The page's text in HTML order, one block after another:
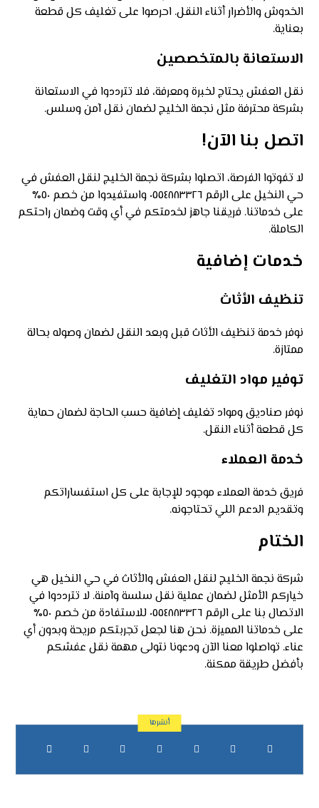
الخدوش والأضرار أثناء النقل. احرصوا على تغليف كل قطعة
بعناية.
الاستعانة بالمتخصصين
نقل العفش يحتاج لخبرة ومعرفة، فلا تترددوا في الاستعانة
بشركة محترفة مثل نجمة الخليج لضمان نقل آمن وسلس.
اتصل بنا الآن!
لا تفوتوا الفرصة، اتصلوا بشركة نجمة الخليج لنقل العفش في
حي النخيل على الرقم ٠٥٥٤٨٨٣٣٢٦ واستفيدوا من خصم ٥٠٪
على خدماتنا. فريقنا جاهز لخدمتكم في أي وقت وضمان راحتكم
الكاملة.
خدمات إضافية
تنظيف الأثاث
نوفر خدمة تنظيف الأثاث قبل وبعد النقل لضمان وصوله بحالة
ممتازة.
توفير مواد التغليف
نوفر صناديق ومواد تغليف إضافية حسب الحاجة لضمان حماية
كل قطعة أثناء النقل.
خدمة العملاء
فريق خدمة العملاء موجود للإجابة على كل استفساراتكم
وتقديم الدعم اللي تحتاجونه.
الختام
شركة نجمة الخليج لنقل العفش والأثاث في حي النخيل هي
خياركم الأمثل لضمان عملية نقل سلسة وآمنة. لا تترددوا في
الاتصال بنا على الرقم ٠٥٥٤٨٨٣٣٢٦ للاستفادة من خصم ٥٠٪
على خدماتنا المميزة. نحن هنا لجعل تجربتكم مريحة وبدون أي
عناء. تواصلوا معنا الآن ودعونا نتولى مهمة نقل عفشكم
بأفضل طريقة ممكنة.